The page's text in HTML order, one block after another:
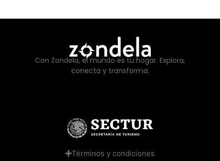
Con Zondela, el mundo es tu hogar. Explora,
conecta y transforma.
Términos y condiciones